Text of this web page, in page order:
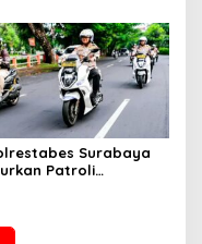
Surabaya
Patroli